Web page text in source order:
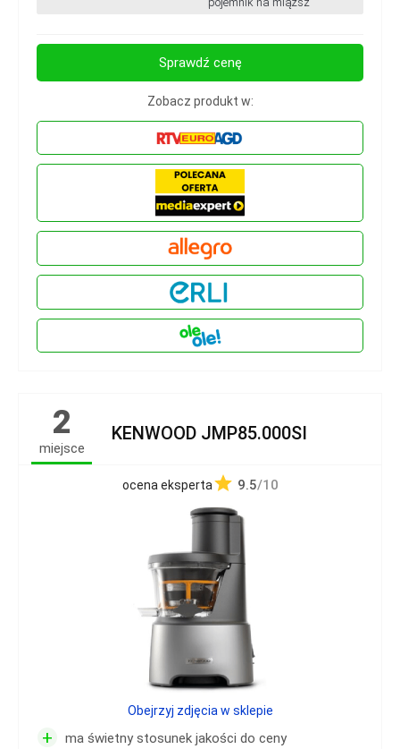
Sprawdź cenę
Zobacz produkt w:
2
miejsce
KENWOOD JMP85.000SI
ocena eksperta 9.5/10
+ ma świetny stosunek jakości do ceny
Obejrzyj zdjęcia w sklepie